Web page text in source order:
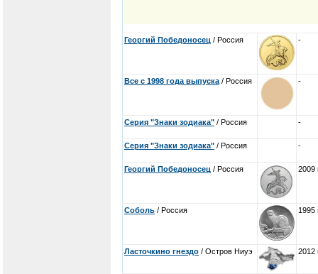
Георгий Победоносец / Россия -
Все с 1998 года выпуска / Россия -
Серия "Знаки зодиака" / Россия -
Серия "Знаки зодиака" / Россия -
Георгий Победоносец / Россия 2009
Соболь / Россия 1995
Ласточкино гнездо / Остров Ниуэ 2012